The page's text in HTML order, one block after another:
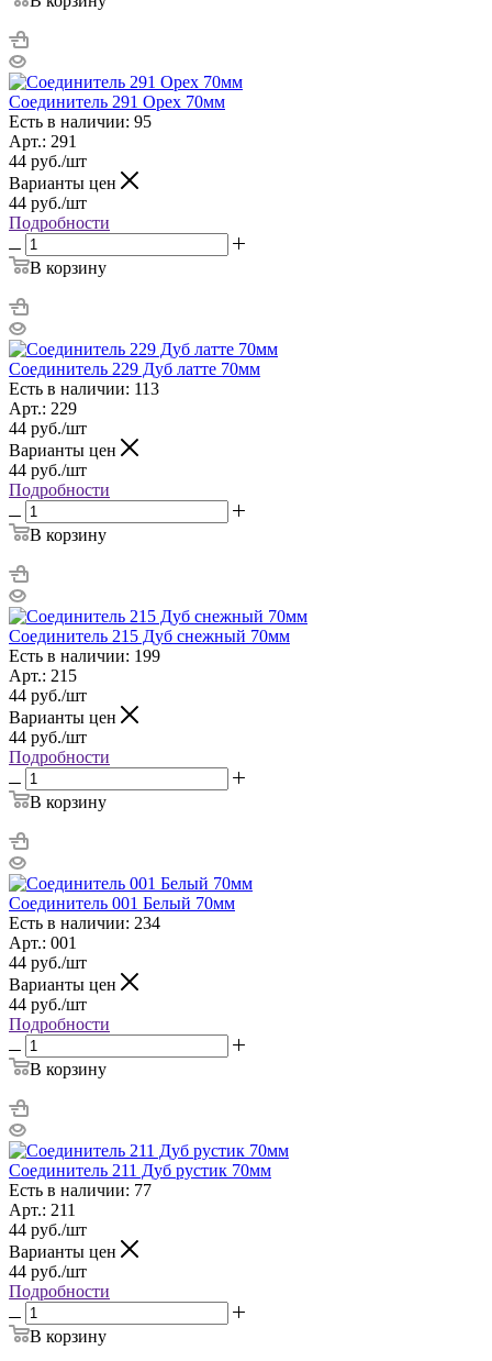
Соединитель 291 Орех 70мм
Есть в наличии: 95
Арт.: 291
44 руб./шт
Варианты цен
44 руб./шт
Подробности
В корзину
Соединитель 229 Дуб латте 70мм
Есть в наличии: 113
Арт.: 229
44 руб./шт
Варианты цен
44 руб./шт
Подробности
В корзину
Соединитель 215 Дуб снежный 70мм
Есть в наличии: 199
Арт.: 215
44 руб./шт
Варианты цен
44 руб./шт
Подробности
В корзину
Соединитель 001 Белый 70мм
Есть в наличии: 234
Арт.: 001
44 руб./шт
Варианты цен
44 руб./шт
Подробности
В корзину
Соединитель 211 Дуб рустик 70мм
Есть в наличии: 77
Арт.: 211
44 руб./шт
Варианты цен
44 руб./шт
Подробности
В корзину